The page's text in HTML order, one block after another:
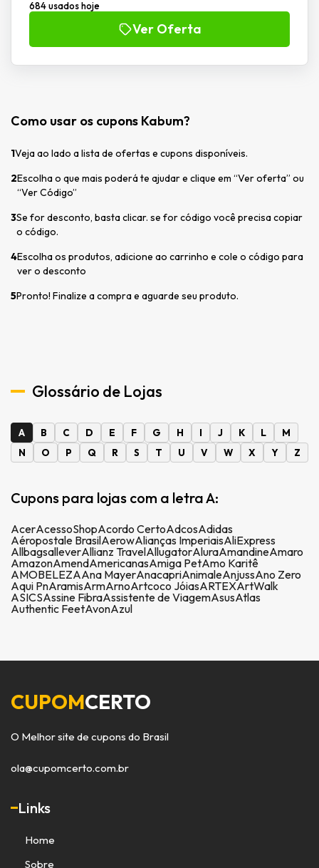
684 usados hoje
Ver Oferta
Como usar os cupons Kabum?
1Veja ao lado a lista de ofertas e cupons disponíveis.
2Escolha o que mais poderá te ajudar e clique em “Ver oferta” ou
“Ver Código”
3Se for desconto, basta clicar. se for código você precisa copiar
o código.
4Escolha os produtos, adicione ao carrinho e cole o código para
ver o desconto
5Pronto! Finalize a compra e aguarde seu produto.
Glossário de Lojas
A B C D E F G H I J K L
M
N
O P Q R S T U V W X Y Z
Cupons para lojas com a letra A:
AcerAcessoShopAcordo CertoAdcosAdidas
Aéropostale BrasilAerowAlianças ImperiaisAliExpress
AllbagsalleverAllianz TravelAllugatorAluraAmandineAmaro
AmazonAmendAmericanasAmiga PetAmo Karitê
AMOBELEZAAna MayerAnacapriAnimaleAnjussAno Zero
Aqui PnAramisArmArnoArtcoco JóiasARTEXArtWalk
ASICSAssine FibraAssistente de ViagemAsusAtlas
Authentic FeetAvonAzul
CUPOMCERTO
O Melhor site de cupons do Brasil
ola@cupomcerto.com.br
Links
Home
Sobre